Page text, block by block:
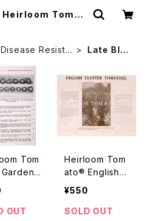
Tomat
Disease Resista
Late Blig
Tom
アルー
テート
OUT
Heirloom Tom
ato® English C
luster エアルー
リッシュ・クラス
¥550
SOLD OUT